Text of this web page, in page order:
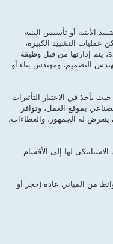
الأبنية أو تأسيس البنية
عمليات التشييد الكبيرة،
يتم إدارتها من قبل وظيفة
التصميم، ومهندس بناء أو
يأخذ في الاعتبار التأثيرات
بموقع العمل، وتوافر
يتعرض له الجمهور، والعطاءات،
لها إلى الأقسام
من المباني عاده (حجر أو